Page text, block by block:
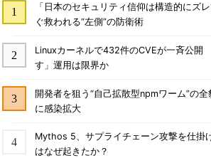
「日本のセキュリティ信仰は構造的にズ
ぐ救われる“左側”の防衛術
Linuxカーネルで432件のCVEが一斉公開
す」運用は限界か
開発者を狙う“自己拡散型npmワーム”の
に感染拡大
Mythos 5、サプライチェーン攻撃を仕
はなぜ起きたか？